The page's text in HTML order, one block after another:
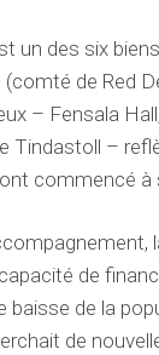
un des six
de Red
– Fensala
Tindastoll –
commencé à
de
baisse de la
de